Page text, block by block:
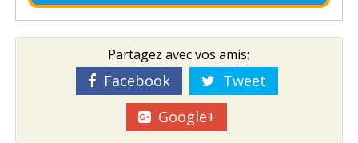
Partagez avec vos amis:
Facebook
Tweet
Google+